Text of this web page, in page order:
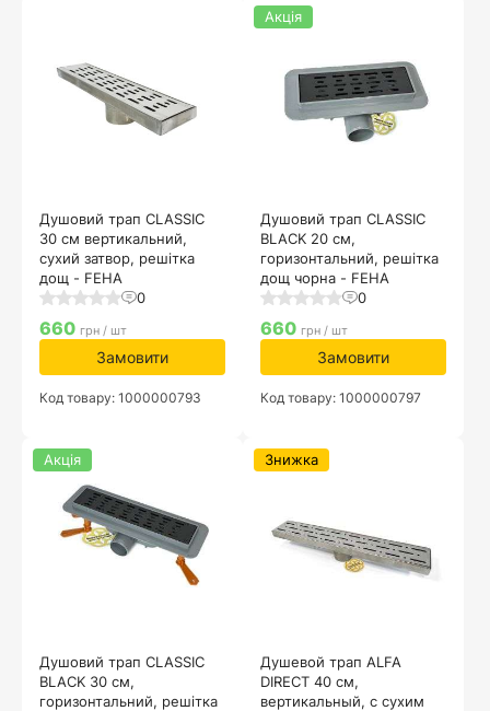
Душовий трап CLASSIC
30 см вертикальний,
сухий затвор, решітка
дощ - FEHA
0
660 грн / шт
Замовити
Код товару: 1000000793
Душовий трап CLASSIC
BLACK 20 см,
горизонтальний, решітка
дощ чорна - FEHA
0
Акція
660 грн / шт
Замовити
Код товару: 1000000797
Душовий трап CLASSIC
BLACK 30 см,
горизонтальний, решітка
Акція
Душевой трап ALFA
DIRECT 40 см,
вертикальный, с сухим
Знижка